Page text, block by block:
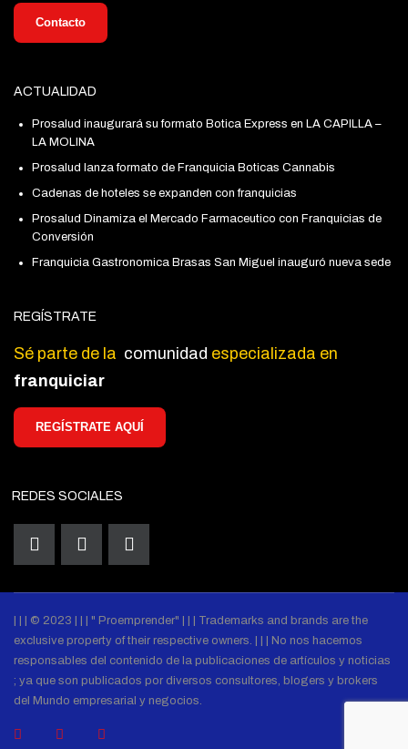
Contacto
ACTUALIDAD
Prosalud inaugurará su formato Botica Express en LA CAPILLA –
LA MOLINA
Prosalud lanza formato de Franquicia Boticas Cannabis
Cadenas de hoteles se expanden con franquicias
Prosalud Dinamiza el Mercado Farmaceutico con Franquicias de
Conversión
Franquicia Gastronomica Brasas San Miguel inauguró nueva sede
REGÍSTRATE
Sé parte de la comunidad especializada en
franquiciar
REGÍSTRATE AQUÍ
REDES SOCIALES
| | | © 2023 | | | " Proemprender" | | | Trademarks and brands are the
exclusive property of their respective owners. | | | No nos hacemos
responsables del contenido de la publicaciones de artículos y noticias
; ya que son publicados por diversos consultores, blogers y brokers
del Mundo empresarial y negocios.